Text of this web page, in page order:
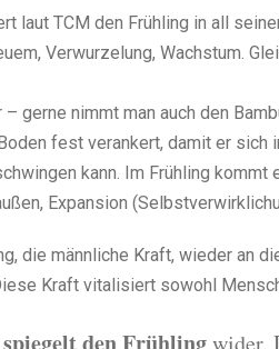
laut TCM den Frühling in all
Verwurzelung, Wachstum.
– gerne nimmt man auch den
fest verankert, damit er sich
kann. Im Frühling kommt
Expansion
die männliche Kraft, wieder an
Kraft vitalisiert sowohl
wider.